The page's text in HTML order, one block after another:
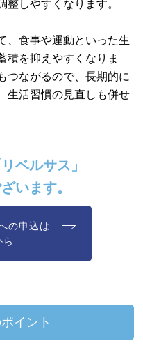
整しやすくなります。
、食事や運動といった生
積を抑えやすくなりま
つながるので、長期的に
生活習慣の見直しも併せ
ベルサス」
います。
の申込は
ら
イント